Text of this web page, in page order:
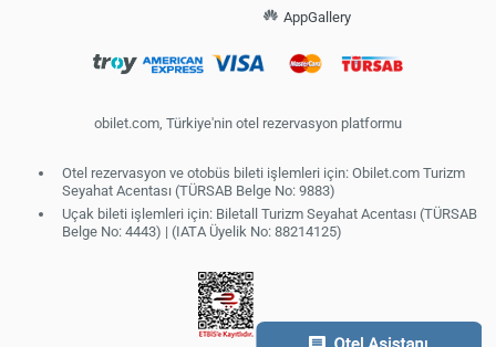
AppGallery
obilet.com, Türkiye'nin otel rezervasyon platformu
Otel rezervasyon ve otobüs bileti işlemleri için: Obilet.com Turizm
Seyahat Acentası (TÜRSAB Belge No: 9883)
Uçak bileti işlemleri için: Biletall Turizm Seyahat Acentası (TÜRSAB
Belge No: 4443) | (IATA Üyelik No: 88214125)